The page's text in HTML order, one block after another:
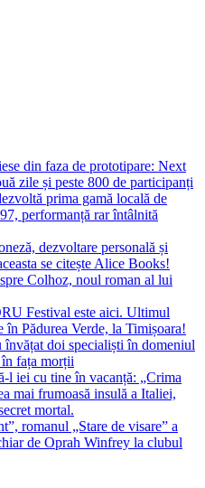
din faza de prototipare: Next
zile și peste 800 de participanți
prima gamă locală de
performanță rar întâlnită
dezvoltare personală și
se citește Alice Books!
Colhoz, noul roman al lui
Festival este aici. Ultimul
în Pădurea Verde, la Timișoara!
învățat doi specialiști în domeniul
fața morții
l iei cu tine în vacanță: „Crima
mai frumoasă insulă a Italiei,
mortal.
romanul „Stare de visare” a
de Oprah Winfrey la clubul